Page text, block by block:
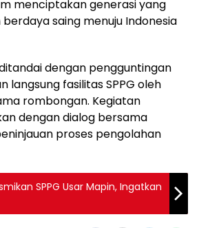
menciptakan generasi yang
saing menuju Indonesia
dengan pengguntingan
langsung fasilitas SPPG oleh
rombongan. Kegiatan
dengan dialog bersama
proses pengolahan
SPPG Usar Mapin, Ingatkan